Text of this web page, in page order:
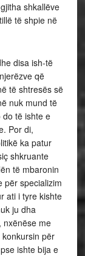
shkallëve
të shpie në
disa ish-të
që
të shtresës së
nuk mund të
të ishte e
Por di,
ka patur
shkruante
të mbaronin
për specializim
ati i tyre kishte
ju dha
nxënëse me
për
ishte bija e